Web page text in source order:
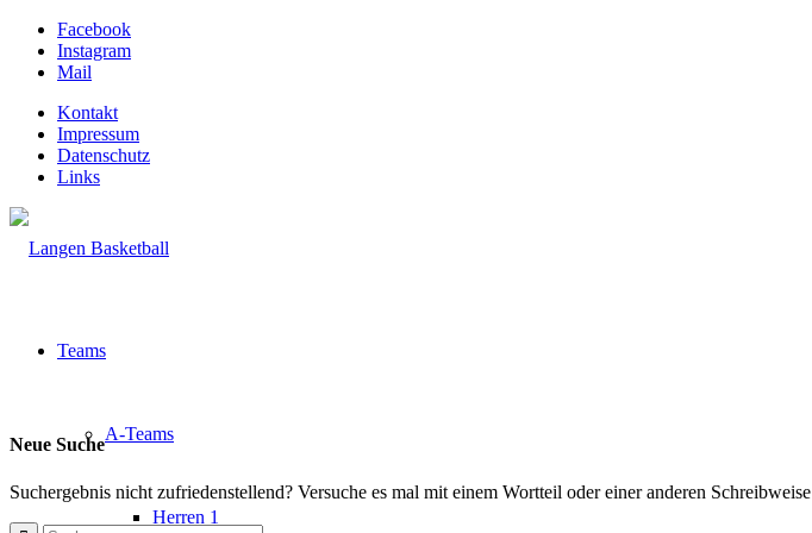
Facebook
Instagram
Mail
Kontakt
Impressum
Datenschutz
Links
Teams
A-Teams
Herren 1
Neue Suche
Suchergebnis nicht zufriedenstellend? Versuche es mal mit einem Wortteil oder einer anderen Schreibweise